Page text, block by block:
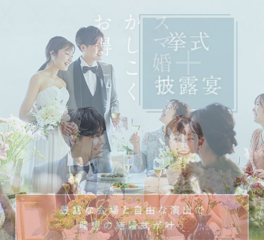
予約専用ダイヤル 0120-098-754
無料相談 資料請求
ウェディングプラン
ショールーム・サロン 会場を探す